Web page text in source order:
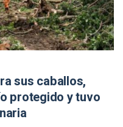
sus caballos,
protegido y tuvo